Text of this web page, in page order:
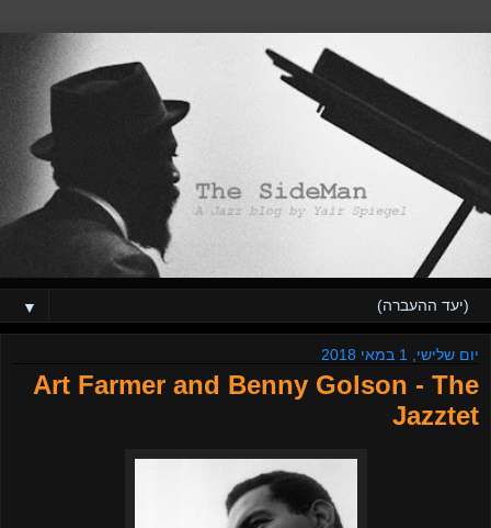
▼
יום שלישי, 1 במאי 2018
Art Farmer and Benny Golson - The
Jazztet